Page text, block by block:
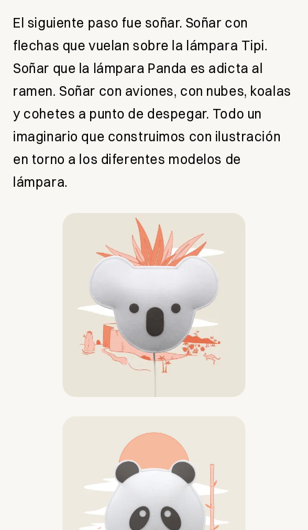
El siguiente paso fue soñar. Soñar con
flechas que vuelan sobre la lámpara Tipi.
Soñar que la lámpara Panda es adicta al
ramen. Soñar con aviones, con nubes, koalas
y cohetes a punto de despegar. Todo un
imaginario que construimos con ilustración
en torno a los diferentes modelos de
lámpara.